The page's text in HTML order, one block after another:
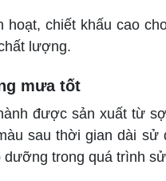
chiết khấu cao
lượng.
mưa tốt
được sản xuất từ
sau thời gian dài
trong quá trình